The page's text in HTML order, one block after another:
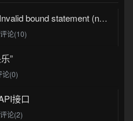
mybatis plus 出现 Invalid bound statement (not found)
评论(10)
”
论(0)
接口
评论(2)